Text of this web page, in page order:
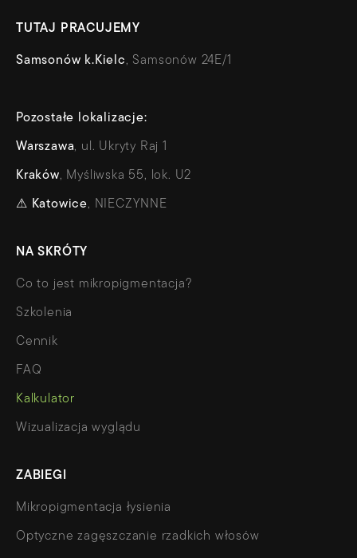
TUTAJ PRACUJEMY
Samsonów k.Kielc, Samsonów 24E/1
Pozostałe lokalizacje:
Warszawa, ul. Ukryty Raj 1
Kraków, Myśliwska 55, lok. U2
⚠ Katowice, NIECZYNNE
NA SKRÓTY
Co to jest mikropigmentacja?
Szkolenia
Cennik
FAQ
Kalkulator
Wizualizacja wyglądu
ZABIEGI
Mikropigmentacja łysienia
Optyczne zagęszczanie rzadkich włosów